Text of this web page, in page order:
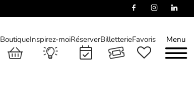
Menu
BoutiqueInspirez-moiRéserverBilletterieFavoris